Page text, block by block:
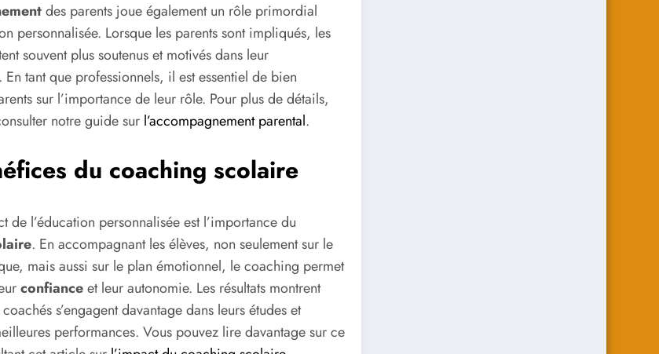
des parents joue également un rôle primordial
personnalisée. Lorsque les parents sont impliqués, les
souvent plus soutenus et motivés dans leur
En tant que professionnels, il est essentiel de bien
sur l’importance de leur rôle. Pour plus de détails,
notre guide sur l’accompagnement parental.
du coaching scolaire
de l’éducation personnalisée est l’importance du
. En accompagnant les élèves, non seulement sur le
mais aussi sur le plan émotionnel, le coaching permet
confianceet leur autonomie. Les résultats montrent
s’engagent davantage dans leurs études et
performances. Vous pouvez lire davantage sur ce